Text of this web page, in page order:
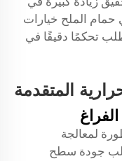
في حمام الملح خيارات
تحكمًا دقيقًا في
المتقدمة
لمعالجة
جودة سطح